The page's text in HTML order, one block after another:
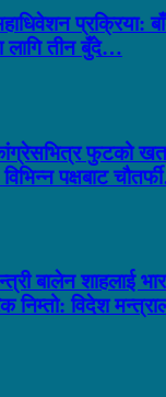
प्रक्रिया:
लागि तीन बुँदे…
फुटको
पक्षबाट
बालेन शाहलाई
निम्तो: विदेश